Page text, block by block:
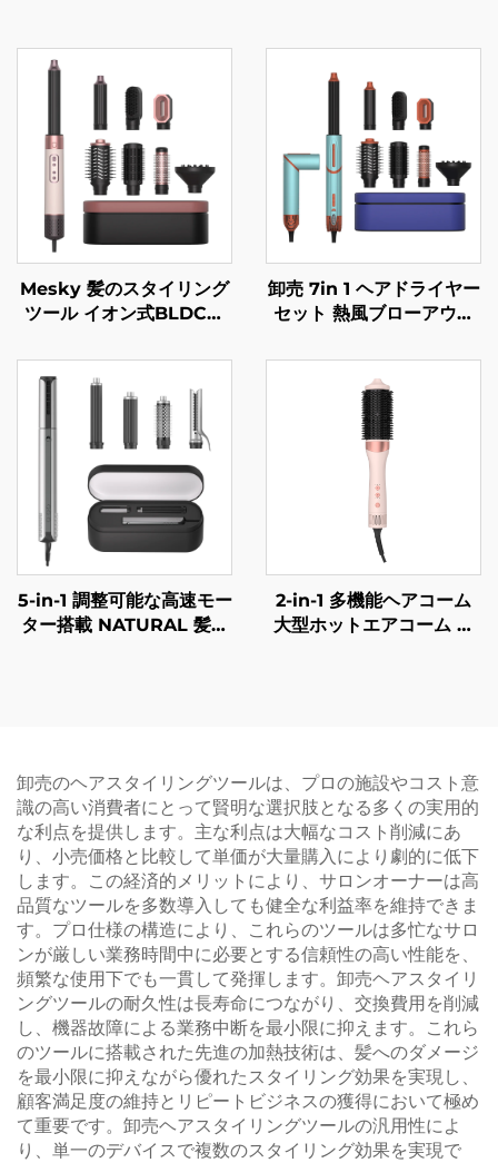
Mesky 髪のスタイリング
ツール イオン式BLDC高
カラードライヤー ホット
エアブラシ ブローブラシ
ヘアドライヤー
卸売 7in 1 ヘアドライヤー
セット 熱風ブローアウト
なヘッド付き ヘアサロン
用 1ステップホットエアブ
ラシ
5-in-1 調整可能な高速モー
ター搭載 NATURAL 髪の
2-in-1 多機能ヘアコーム
大型ホットエアコーム 維
卸売のヘアスタイリングツールは、プロの施設やコスト意
識の高い消費者にとって賢明な選択肢となる多くの実用的
な利点を提供します。主な利点は大幅なコスト削減にあ
り、小売価格と比較して単価が大量購入により劇的に低下
します。この経済的メリットにより、サロンオーナーは高
品質なツールを多数導入しても健全な利益率を維持できま
す。プロ仕様の構造により、これらのツールは多忙なサロ
ンが厳しい業務時間中に必要とする信頼性の高い性能を、
頻繁な使用下でも一貫して発揮します。卸売ヘアスタイリ
ングツールの耐久性は長寿命につながり、交換費用を削減
し、機器故障による業務中断を最小限に抑えます。これら
のツールに搭載された先進の加熱技術は、髪へのダメージ
を最小限に抑えながら優れたスタイリング効果を実現し、
顧客満足度の維持とリピートビジネスの獲得において極め
て重要です。卸売ヘアスタイリングツールの汎用性によ
り、単一のデバイスで複数のスタイリング効果を実現で